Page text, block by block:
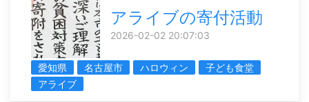
アライブの寄付活動
2026-02-02 20:07:03
愛知県 名古屋市 ハロウィン
子ども食堂
アライブ